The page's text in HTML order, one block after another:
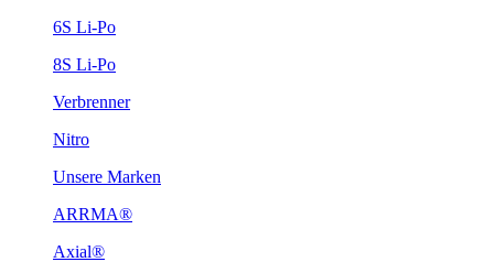
6S Li-Po
8S Li-Po
Verbrenner
Nitro
Unsere Marken
ARRMA®
Axial®